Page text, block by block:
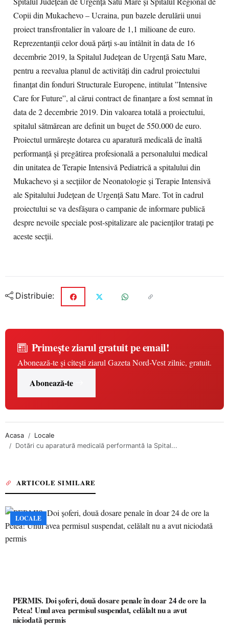
Copii din Mukachevo – Ucraina, pun bazele derulării unui
proiect transfrontalier în valoare de 1,1 milioane de euro.
Reprezentanții celor două părți s-au întâlnit în data de 16
decembrie 2019, la Spitalul Județean de Urgență Satu Mare,
pentru a reevalua planul de activități din cadrul proiectului
finanțat din fonduri Structurale Europene, intitulat ”Intensive
Care for Future”, al cărui contract de finanțare a fost semnat în
data de 2 decembrie 2019. Din valoarea totală a proiectului,
spitalul sătmărean are definit un buget de 550.000 de euro.
Proiectul urmărește dotarea cu aparatură medicală de înaltă
performanță și pregătirea profesională a personalului medical
din unitatea de Terapie Intensivă Pediatrică a spitalului din
Mukachevo și a secțiilor de Neonatologie și Terapie Intensivă
ale Spitalului Județean de Urgență Satu Mare. Tot în cadrul
proiectului se va desfășura o campanie de informare publică
despre nevoile speciale post-spitalizare ale pacienților tratați pe
aceste secții.
Distribuie:
Primește ziarul gratuit pe email!
Abonează-te și citești ziarul Gazeta Nord-Vest zilnic, gratuit.
Abonează-te
Acasa
Locale
Dotări cu aparatură medicală performantă la Spital...
ARTICOLE SIMILARE
LOCALE
PERMIS. Doi șoferi, două dosare penale în doar 24 de ore la
Petea! Unul avea permisul suspendat, celălalt nu a avut
niciodată permis